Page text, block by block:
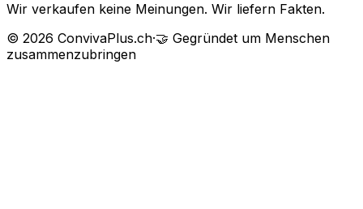
Wir verkaufen keine Meinungen. Wir liefern Fakten.
© 2026 ConvivaPlus.ch·🤝 Gegründet um Menschen
zusammenzubringen